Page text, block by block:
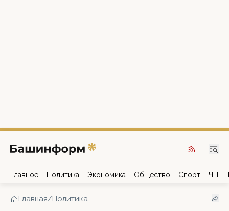
Главное Политика Экономика Общество Спорт ЧП
Главная/Политика